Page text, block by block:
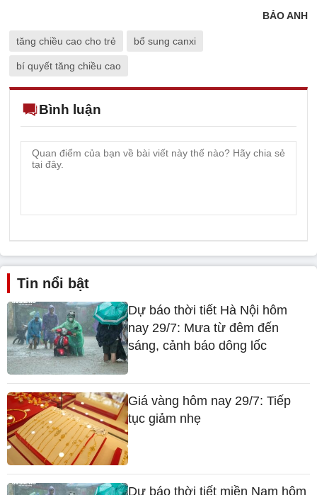
BẢO ANH
tăng chiều cao cho trẻ bổ sung canxi
bí quyết tăng chiều cao
Bình luận
Tin nổi bật
Dự báo thời tiết Hà Nội hôm
nay 29/7: Mưa từ đêm đến
sáng, cảnh báo dông lốc
Giá vàng hôm nay 29/7: Tiếp
tục giảm nhẹ
Dự báo thời tiết miền Nam hôm